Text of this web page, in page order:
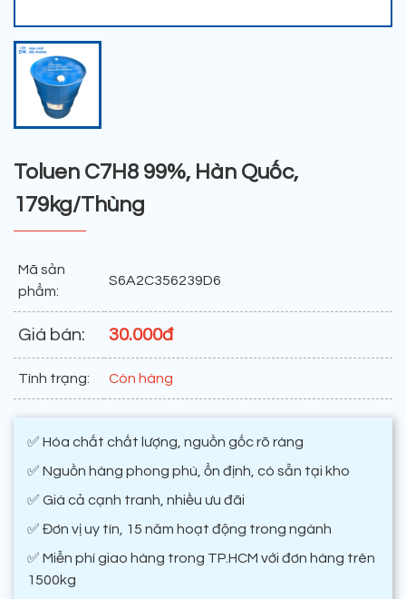
Toluen C7H8 99%, Hàn Quốc,
179kg/Thùng
Mã sản
phẩm:
S6A2C356239D6
Giá bán: 30.000đ
Tình trạng: Còn hàng
✅ Hóa chất chất lượng, nguồn gốc rõ ràng
✅ Nguồn hàng phong phú, ổn định, có sẵn tại kho
✅ Giá cả cạnh tranh, nhiều ưu đãi
✅ Đơn vị uy tín, 15 năm hoạt động trong ngành
✅ Miễn phí giao hàng trong TP.HCM với đơn hàng trên
1500kg